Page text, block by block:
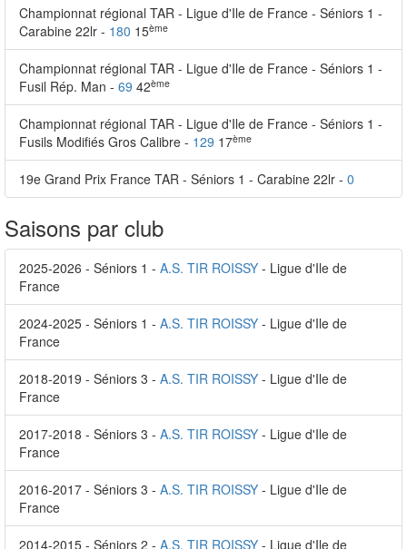
Championnat régional TAR - Ligue d'Ile de France - Séniors 1 -
Carabine 22lr - 180 15ème
Championnat régional TAR - Ligue d'Ile de France - Séniors 1 -
Fusil Rép. Man - 69 42ème
Championnat régional TAR - Ligue d'Ile de France - Séniors 1 -
Fusils Modifiés Gros Calibre - 129 17ème
19e Grand Prix France TAR - Séniors 1 - Carabine 22lr - 0
Saisons par club
2025-2026 - Séniors 1 - A.S. TIR ROISSY - Ligue d'Ile de
France
2024-2025 - Séniors 1 - A.S. TIR ROISSY - Ligue d'Ile de
France
2018-2019 - Séniors 3 - A.S. TIR ROISSY - Ligue d'Ile de
France
2017-2018 - Séniors 3 - A.S. TIR ROISSY - Ligue d'Ile de
France
2016-2017 - Séniors 3 - A.S. TIR ROISSY - Ligue d'Ile de
France
2014-2015 - Séniors 2 - A.S. TIR ROISSY - Ligue d'Ile de